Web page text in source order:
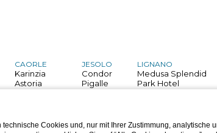
CAORLE
Karinzia
Astoria
San Giorgio
Villa d'Este
JESOLO
Condor
Pigalle
Capitol
LIGNANO
Medusa Splendid
Park Hotel
Bristol
Helvetia
Cookies und, nur mit Ihrer Zustimmung,